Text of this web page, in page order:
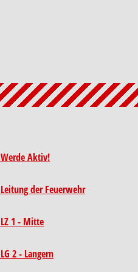
Werde Aktiv!
Leitung der Feuerwehr
LZ 1 - Mitte
LG 2 - Langern